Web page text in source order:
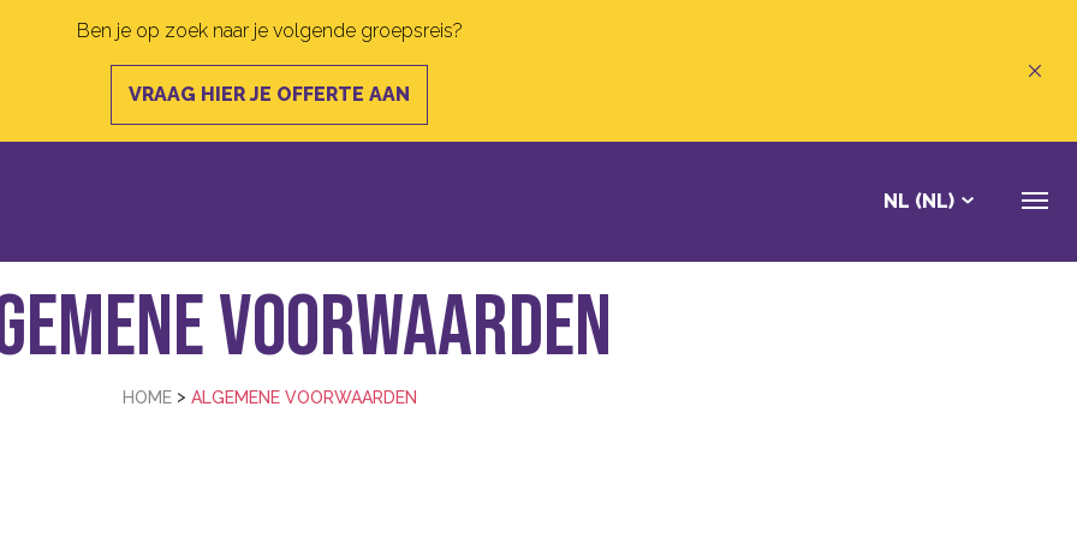
Ben je op zoek naar je volgende groepsreis?
VRAAG HIER JE OFFERTE AAN
NL (NL)
voorwaarden
HOME > ALGEMENE VOORWAARDEN